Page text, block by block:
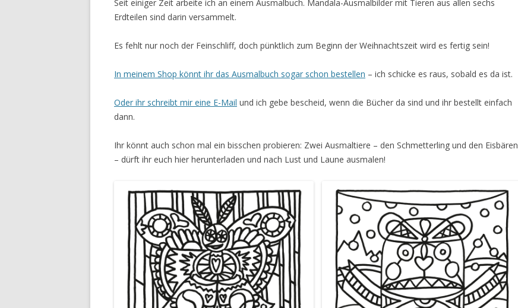
Seit einiger Zeit arbeite ich an einem Ausmalbuch. Mandala-Ausmalbilder mit Tieren aus allen sechs
Erdteilen sind darin versammelt.
Es fehlt nur noch der Feinschliff, doch pünktlich zum Beginn der Weihnachtszeit wird es fertig sein!
In meinem Shop könnt ihr das Ausmalbuch sogar schon bestellen – ich schicke es raus, sobald es da ist.
Oder ihr schreibt mir eine E-Mail und ich gebe bescheid, wenn die Bücher da sind und ihr bestellt einfach
dann.
Ihr könnt auch schon mal ein bisschen probieren: Zwei Ausmaltiere – den Schmetterling und den Eisbären
– dürft ihr euch hier herunterladen und nach Lust und Laune ausmalen!